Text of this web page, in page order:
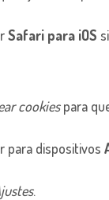
Safari para iOS
cookiespara
para dispositivos
.